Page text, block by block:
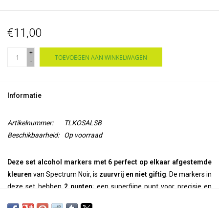
€11,00
+
-
TOEVOEGEN AAN WINKELWAGEN
Informatie
Artikelnummer:
TLKOSALSB
Beschikbaarheid:
Op voorraad
Deze set alcohol markers met 6 perfect op elkaar afgestemde
kleuren van Spectrum Noir, is zuurvrij en niet giftig. De markers in
deze set hebben 2 punten; een superfijne punt voor precisie en